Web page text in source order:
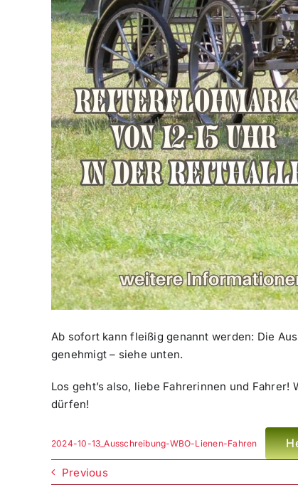
Ab sofort kann fleißig genannt werden: Die
genehmigt – siehe unten.
Los geht’s also, liebe Fahrerinnen und Fahrer!
dürfen!
2024-10-13_Ausschreibung-WBO-Lienen-Fahren
Previous